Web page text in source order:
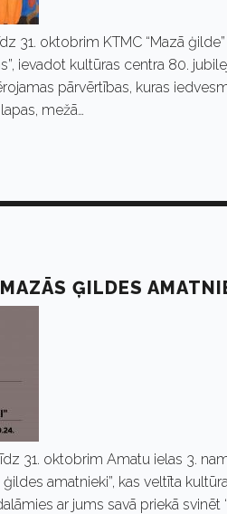
31. oktobrim KTMC “Mazā
ievadot kultūras centra 80.
pārvērtības, kuras
mežā…
ĢILDES
31. oktobrim Amatu ielas 3.
ģildes amatnieki”, kas veltīta
dalāmies ar jums savā priekā